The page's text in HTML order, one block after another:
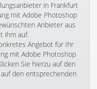
in Frankfurt
mit Adobe Photoshop
Anbieter aus
ihm auf.
Angebot für Ihr
mit Adobe Photoshop
Sie hierzu auf den
den entsprechenden